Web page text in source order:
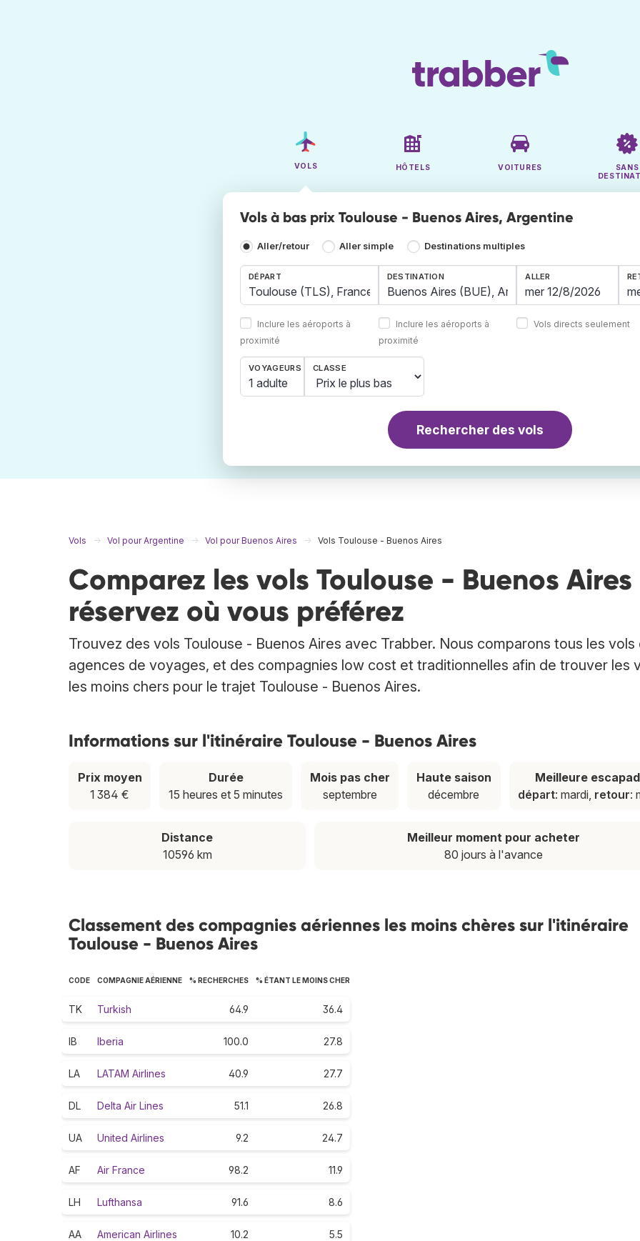
VOLS HÔTELS VOITURES
SANS
Vols à bas prix Toulouse - Buenos Aires, Argentine
Aller/retour Aller simple Destinations multiples
DÉPART
Inclure les aéroports à
proximité
DESTINATION
Inclure les aéroports à
proximité
ALLER
Vols directs seulement
VOYAGEURS
1 adulte
CLASSE
Rechercher des vols
Vols Vol pour Argentine Vol pour Buenos Aires Vols Toulouse - Buenos Aires
Comparez les vols Toulouse - Buenos
réservez où vous préférez
Trouvez des vols Toulouse - Buenos Aires avec Trabber. Nous comparons tous les vols
agences de voyages, et des compagnies low cost et traditionnelles afin de trouver les
les moins chers pour le trajet Toulouse - Buenos Aires.
Informations sur l'itinéraire Toulouse - Buenos Aires
Prix moyen
1 384 €
Durée
15 heures et 5 minutes
Mois pas cher
septembre
Haute saison
décembre
Meilleure
départ: mardi, retour:
Distance
10596 km
Meilleur moment pour acheter
80 jours à l'avance
Classement des compagnies aériennes les moins chères sur l'itinéraire
Toulouse - Buenos Aires
CODE COMPAGNIE AÉRIENNE % RECHERCHES % ÉTANT LE MOINS CHER
TK Turkish 64.9 36.4
IB Iberia 100.0 27.8
LA LATAM Airlines 40.9 27.7
DL Delta Air Lines 51.1 26.8
UA United Airlines 9.2 24.7
AF Air France 98.2 11.9
LH Lufthansa 91.6 8.6
AA American Airlines 10.2 5.5